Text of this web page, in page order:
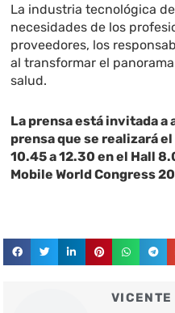
La industria tecnológica
necesidades de los
proveedores, los
al transformar el
salud.
La prensa está invitada a
prensa que se realizará
10.45 a 12.30 en el Hall
Mobile World Congress
VICENTE